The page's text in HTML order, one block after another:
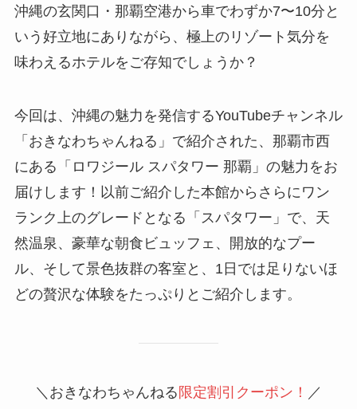
沖縄の玄関口・那覇空港から車でわずか7〜10分と
いう好立地にありながら、極上のリゾート気分を
味わえるホテルをご存知でしょうか？
今回は、沖縄の魅力を発信するYouTubeチャンネル
「おきなわちゃんねる」で紹介された、那覇市西
にある「ロワジール スパタワー 那覇」の魅力をお
届けします！以前ご紹介した本館からさらにワン
ランク上のグレードとなる「スパタワー」で、天
然温泉、豪華な朝食ビュッフェ、開放的なプー
ル、そして景色抜群の客室と、1日では足りないほ
どの贅沢な体験をたっぷりとご紹介します。
＼おきなわちゃんねる 限定割引クーポン！ ／